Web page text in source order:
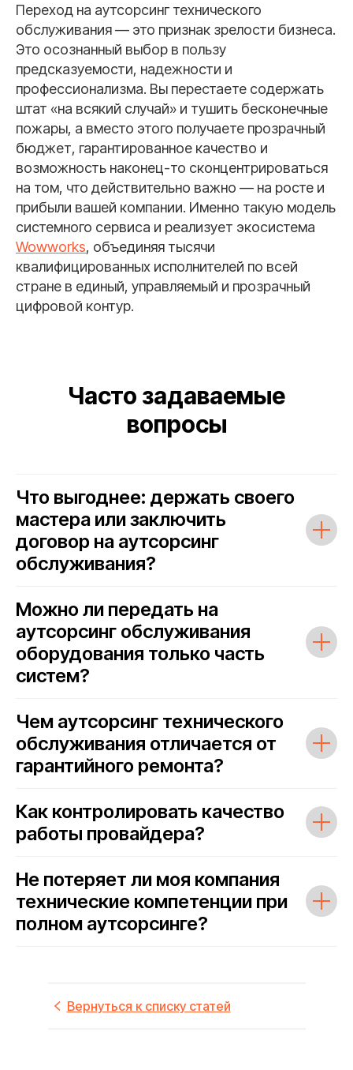
Переход на аутсорсинг технического
обслуживания — это признак зрелости бизнеса.
Это осознанный выбор в пользу
предсказуемости, надежности и
профессионализма. Вы перестаете содержать
штат «на всякий случай» и тушить бесконечные
пожары, а вместо этого получаете прозрачный
бюджет, гарантированное качество и
возможность наконец-то сконцентрироваться
на том, что действительно важно — на росте и
прибыли вашей компании. Именно такую модель
системного сервиса и реализует экосистема
Wowworks, объединяя тысячи
квалифицированных исполнителей по всей
стране в единый, управляемый и прозрачный
цифровой контур.
Часто задаваемые
вопросы
Что выгоднее: держать своего
мастера или заключить
договор на аутсорсинг
обслуживания?
Можно ли передать на
аутсорсинг обслуживания
оборудования только часть
систем?
Чем аутсорсинг технического
обслуживания отличается от
гарантийного ремонта?
Как контролировать качество
работы провайдера?
Не потеряет ли моя компания
технические компетенции при
полном аутсорсинге?
Вернуться к списку статей